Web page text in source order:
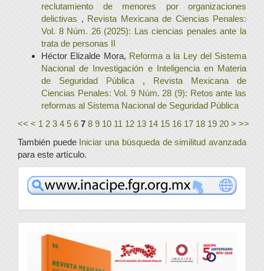
reclutamiento de menores por organizaciones
delictivas , Revista Mexicana de Ciencias Penales:
Vol. 8 Núm. 26 (2025): Las ciencias penales ante la
trata de personas II
Héctor Elizalde Mora, Reforma a la Ley del Sistema
Nacional de Investigación e Inteligencia en Materia
de Seguridad Pública , Revista Mexicana de
Ciencias Penales: Vol. 9 Núm. 28 (9): Retos ante las
reformas al Sistema Nacional de Seguridad Pública
<< < 1 2 3 4 5 6 7 8 9 10 11 12 13 14 15 16 17 18 19 20 > >>
También puede Iniciar una búsqueda de similitud avanzada
para este artículo.
www
convocatoria